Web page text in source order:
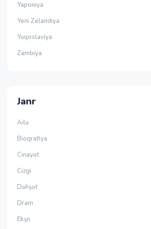
Yaponiya
Yeni Zelandiya
Yuqoslaviya
Zambiya
Janr
Ailə
Bioqrafiya
Cinayət
Cizgi
Dəhşət
Dram
Ekşn